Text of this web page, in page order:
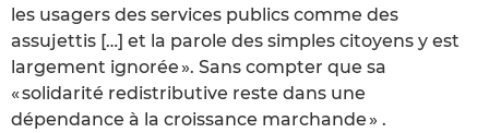
les usagers des services publics comme des
assujettis […] et la parole des simples citoyens y est
largement ignorée ». Sans compter que sa
« solidarité redistributive reste dans une
dépendance à la croissance marchande » .